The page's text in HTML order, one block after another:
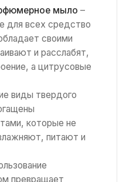
мыло –
для всех средство
своими
и расслабят,
а цитрусовые
виды твердого
которые не
питают и
превращает